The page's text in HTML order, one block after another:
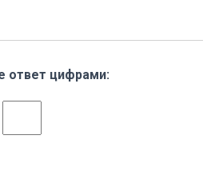
ответ цифрами: